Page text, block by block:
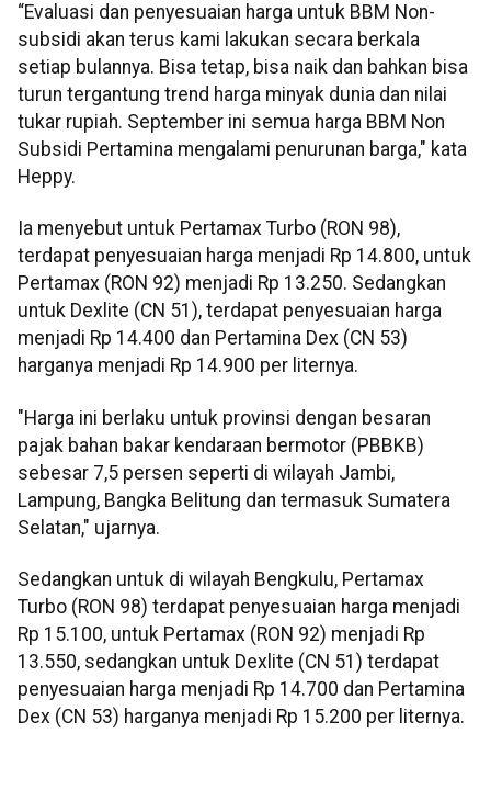
“Evaluasi dan penyesuaian harga untuk BBM Non-
subsidi akan terus kami lakukan secara berkala
setiap bulannya. Bisa tetap, bisa naik dan bahkan bisa
turun tergantung trend harga minyak dunia dan nilai
tukar rupiah. September ini semua harga BBM Non
Subsidi Pertamina mengalami penurunan barga," kata
Heppy.
Ia menyebut untuk Pertamax Turbo (RON 98),
terdapat penyesuaian harga menjadi Rp 14.800, untuk
Pertamax (RON 92) menjadi Rp 13.250. Sedangkan
untuk Dexlite (CN 51), terdapat penyesuaian harga
menjadi Rp 14.400 dan Pertamina Dex (CN 53)
harganya menjadi Rp 14.900 per liternya.
"Harga ini berlaku untuk provinsi dengan besaran
pajak bahan bakar kendaraan bermotor (PBBKB)
sebesar 7,5 persen seperti di wilayah Jambi,
Lampung, Bangka Belitung dan termasuk Sumatera
Selatan," ujarnya.
Sedangkan untuk di wilayah Bengkulu, Pertamax
Turbo (RON 98) terdapat penyesuaian harga menjadi
Rp 15.100, untuk Pertamax (RON 92) menjadi Rp
13.550, sedangkan untuk Dexlite (CN 51) terdapat
penyesuaian harga menjadi Rp 14.700 dan Pertamina
Dex (CN 53) harganya menjadi Rp 15.200 per liternya.